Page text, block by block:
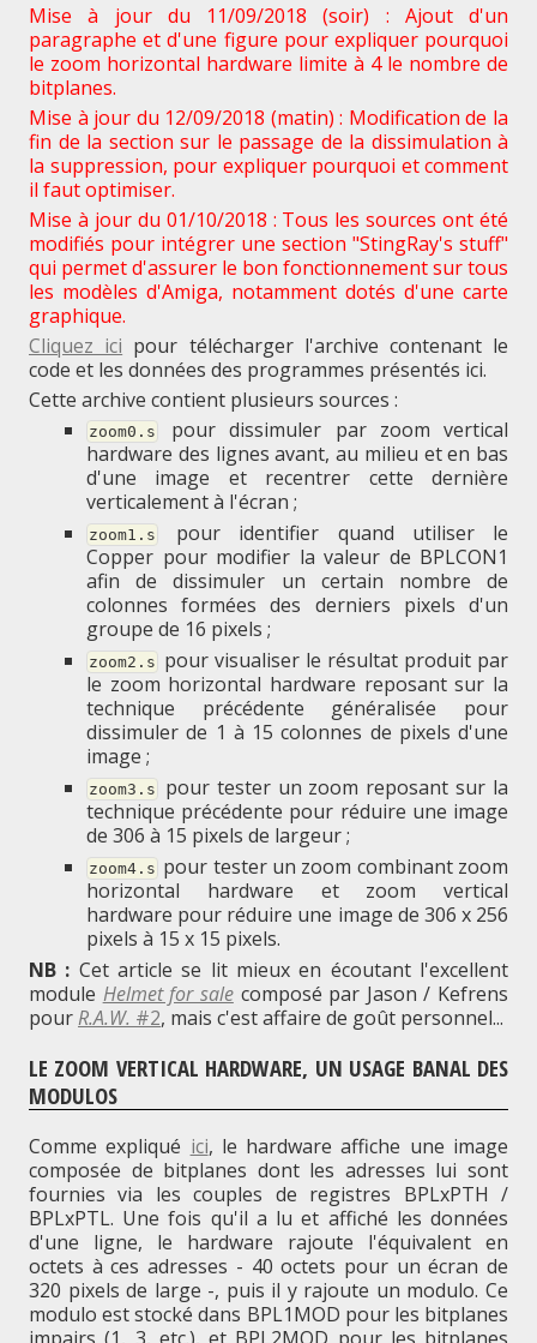
Mise à jour du 11/09/2018 (soir) : Ajout d'un
paragraphe et d'une figure pour expliquer pourquoi
le zoom horizontal hardware limite à 4 le nombre de
bitplanes.
Mise à jour du 12/09/2018 (matin) : Modification de la
fin de la section sur le passage de la dissimulation à
la suppression, pour expliquer pourquoi et comment
il faut optimiser.
Mise à jour du 01/10/2018 : Tous les sources ont été
modifiés pour intégrer une section "StingRay's stuff"
qui permet d'assurer le bon fonctionnement sur tous
les modèles d'Amiga, notamment dotés d'une carte
graphique.
Cliquez ici pour télécharger l'archive contenant le
code et les données des programmes présentés ici.
Cette archive contient plusieurs sources :
zoom0.s
pour dissimuler par zoom vertical
hardware des lignes avant, au milieu et en bas
d'une image et recentrer cette dernière
verticalement à l'écran ;
zoom1.s
pour identifier quand utiliser le
Copper pour modifier la valeur de BPLCON1
afin de dissimuler un certain nombre de
colonnes formées des derniers pixels d'un
groupe de 16 pixels ;
zoom2.s pour visualiser le résultat produit par
le zoom horizontal hardware reposant sur la
technique précédente généralisée pour
dissimuler de 1 à 15 colonnes de pixels d'une
image ;
zoom3.s
pour tester un zoom reposant sur la
technique précédente pour réduire une image
de 306 à 15 pixels de largeur ;
zoom4.s pour tester un zoom combinant zoom
horizontal hardware et zoom vertical
hardware pour réduire une image de 306 x 256
pixels à 15 x 15 pixels.
NB : Cet article se lit mieux en écoutant l'excellent
module Helmet for salecomposé par Jason / Kefrens
pourR.A.W. #2, mais c'est affaire de goût personnel...
LE ZOOM VERTICAL HARDWARE, UN USAGE BANAL DES
MODULOS
Comme expliqué ici, le hardware affiche une image
composée de bitplanes dont les adresses lui sont
fournies via les couples de registres BPLxPTH /
BPLxPTL. Une fois qu'il a lu et affiché les données
d'une ligne, le hardware rajoute l'équivalent en
octets à ces adresses - 40 octets pour un écran de
320 pixels de large -, puis il y rajoute un modulo. Ce
modulo est stocké dans BPL1MOD pour les bitplanes